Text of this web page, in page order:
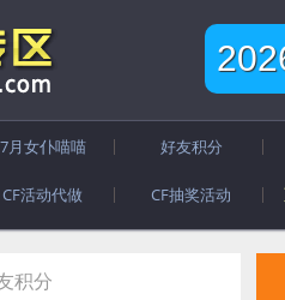
7月女仆喵喵 好友积分
CF活动代做 CF抽奖活动